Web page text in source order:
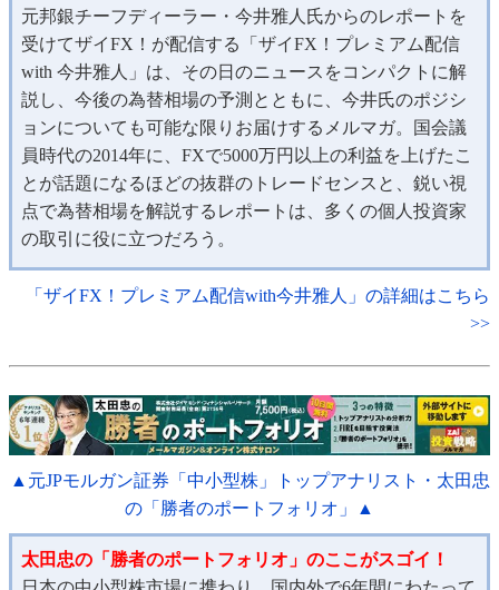
元邦銀チーフディーラー・今井雅人氏からのレポートを
受けてザイFX！が配信する「ザイFX！プレミアム配信
with 今井雅人」は、その日のニュースをコンパクトに解
説し、今後の為替相場の予測とともに、今井氏のポジシ
ョンについても可能な限りお届けするメルマガ。国会議
員時代の2014年に、FXで5000万円以上の利益を上げたこ
とが話題になるほどの抜群のトレードセンスと、鋭い視
点で為替相場を解説するレポートは、多くの個人投資家
の取引に役に立つだろう。
「ザイFX！プレミアム配信with今井雅人」の詳細はこちら
>>
▲元JPモルガン証券「中小型株」トップアナリスト・太田忠
の「勝者のポートフォリオ」▲
太田忠の「勝者のポートフォリオ」のここがスゴイ！